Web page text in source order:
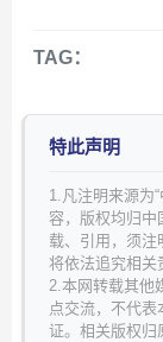
TAG：
特此声明
1.凡注明来源为
容，版权均归
载、引用，须注
将依法追究相关
2.本网转载其他
点交流，不代
证。相关版权归